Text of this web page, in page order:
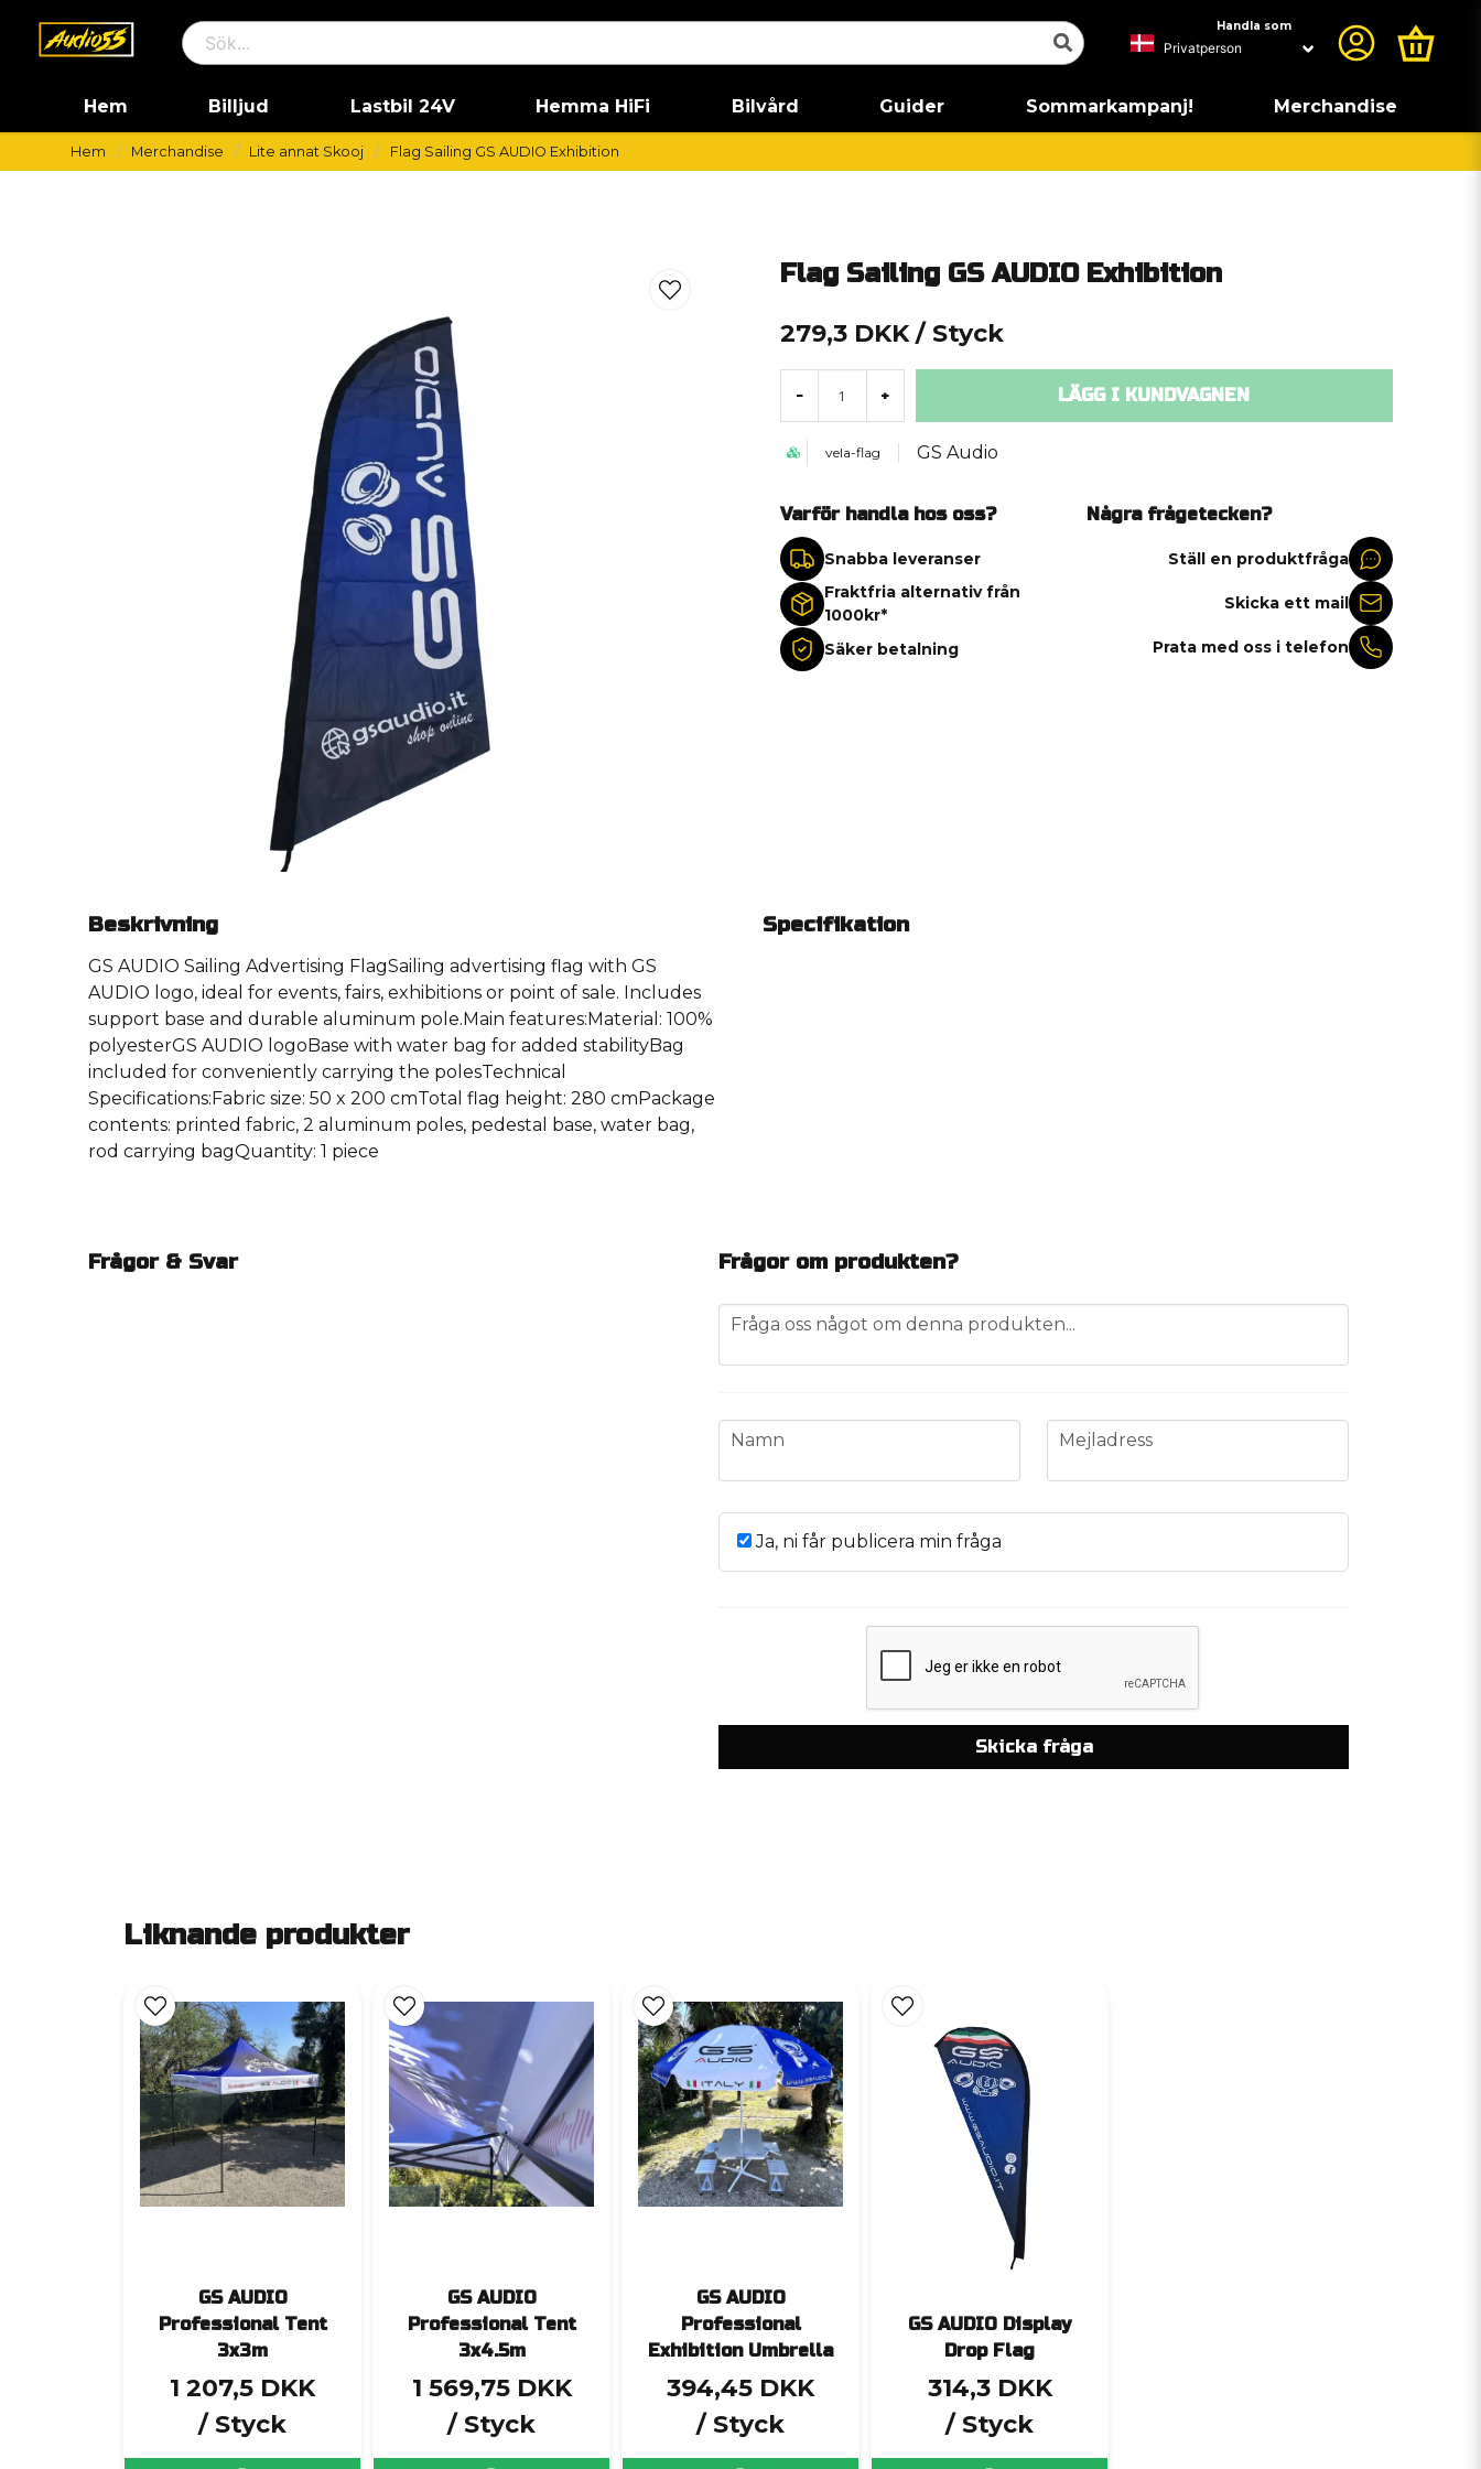
Handla som
Hem Billjud Lastbil 24V Hemma HiFi Bilvård Guider Sommarkampanj! Merchandise
Hem Merchandise Lite annat Skooj Flag Sailing GS AUDIO Exhibition
Flag Sailing GS AUDIO Exhibition
279,3 DKK / Styck
- + LÄGG I KUNDVAGNEN
vela-flag GS Audio
Varför handla hos oss?
Snabba leveranser
Fraktfria alternativ från
1000kr*
Säker betalning
Några frågetecken?
Ställ en produktfråga
Skicka ett mail
Prata med oss i telefon
Beskrivning
GS AUDIO Sailing Advertising FlagSailing advertising flag with GS
AUDIO logo, ideal for events, fairs, exhibitions or point of sale. Includes
support base and durable aluminum pole.Main features:Material: 100%
polyesterGS AUDIO logoBase with water bag for added stabilityBag
included for conveniently carrying the polesTechnical
Specifications:Fabric size: 50 x 200 cmTotal flag height: 280 cmPackage
contents: printed fabric, 2 aluminum poles, pedestal base, water bag,
rod carrying bagQuantity: 1 piece
Specifikation
Frågor & Svar Frågor om produkten?
question
Fråga oss något om denna produkten...
name
Namn email
Mejladress
Ja, ni får publicera min fråga
Skicka fråga
Liknande produkter
GS AUDIO
Professional Tent
3x3m
1 207,5 DKK
/ Styck
GS AUDIO
Professional Tent
3x4.5m
1 569,75 DKK
/ Styck
GS AUDIO
Professional
Exhibition Umbrella
394,45 DKK
/ Styck
GS AUDIO Display
Drop Flag
314,3 DKK
/ Styck